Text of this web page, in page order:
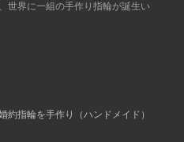
世界に一組の手作り指輪が誕生い
約指輪を手作り （ハンドメイド）